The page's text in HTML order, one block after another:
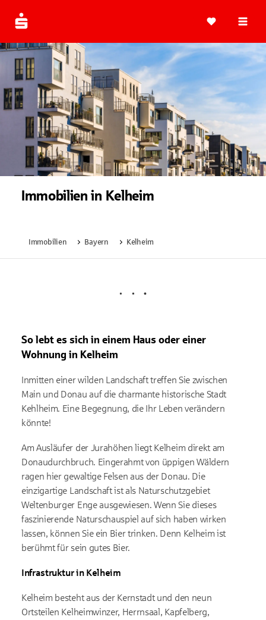
Immobilien in Kelheim
Immobilien Bayern Kelheim
So lebt es sich in einem Haus oder einer
Wohnung in Kelheim
Inmitten einer wilden Landschaft treffen Sie zwischen
Main und Donau auf die charmante historische Stadt
Kehlheim. Eine Begegnung, die Ihr Leben verändern
könnte!
Am Ausläufer der Jurahöhen liegt Kelheim direkt am
Donaudurchbruch. Eingerahmt von üppigen Wäldern
ragen hier gewaltige Felsen aus der Donau. Die
einzigartige Landschaft ist als Naturschutzgebiet
Weltenburger Enge ausgewiesen. Wenn Sie dieses
faszinierende Naturschauspiel auf sich haben wirken
lassen, können Sie ein Bier trinken. Denn Kelheim ist
berühmt für sein gutes Bier.
Infrastruktur in Kelheim
Kelheim besteht aus der Kernstadt und den neun
Ortsteilen Kelheimwinzer, Herrnsaal, Kapfelberg,